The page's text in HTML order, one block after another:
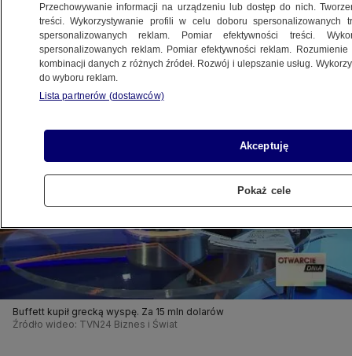
4.01.2019, 14:43
Udostępnij
Buffett kupił grecką wyspę. Za 15 mln dolarów
Źródło wideo: TVN24 Biznes i Świat
Przechowywanie informacji na urządzeniu lub dostęp do nich.
treści. Wykorzystywanie profili w celu doboru spersonalizowanych
spersonalizowanych reklam. Pomiar efektywności treści.
spersonalizowanych reklam. Pomiar efektywności reklam.
kombinacji danych z różnych źródeł. Rozwój i ulepszanie usług.
do wyboru reklam.
Lista partnerów (dostawców)
Akceptuję
Pokaż cele